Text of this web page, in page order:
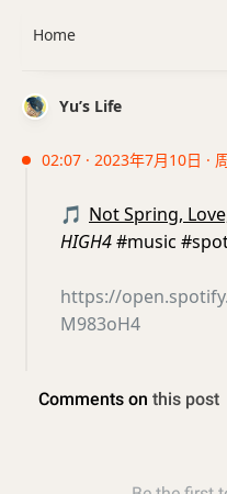
Yu’s Life
02:07 · 2023年7月10日 ·
🎵 Not Spring,
HIGH4#music
https://
M983oH4
Home